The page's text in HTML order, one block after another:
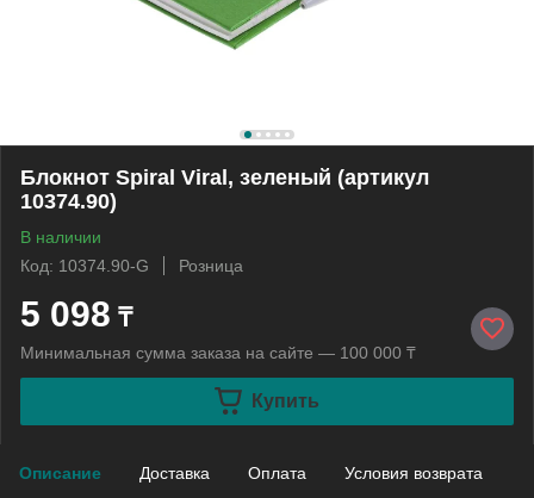
Блокнот Spiral Viral, зеленый (артикул
10374.90)
В наличии
Код: 10374.90-G
Розница
5 098 ₸
Минимальная сумма заказа на сайте — 100 000 ₸
Купить
Описание Доставка Оплата Условия возврата